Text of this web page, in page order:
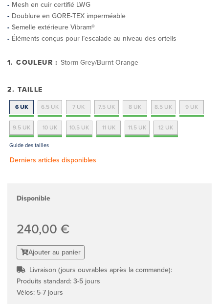
Mesh en cuir certifié LWG
Doublure en GORE-TEX imperméable
Semelle extérieure Vibram®
Éléments conçus pour l’escalade au niveau des orteils
1. COULEUR :Storm Grey/Burnt Orange
2. TAILLE
6 UK 6.5 UK 7 UK 7.5 UK 8 UK 8.5 UK 9 UK
9.5 UK 10 UK 10.5 UK 11 UK 11.5 UK 12 UK
Guide des tailles
Derniers articles disponibles
Disponible
240,00 €
Ajouter au panier
Livraison (jours ouvrables après la commande):
Produits standard: 3-5 jours
Vélos: 5-7 jours